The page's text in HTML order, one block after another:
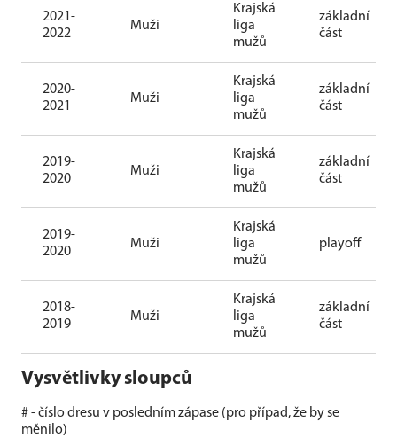
2021-
2022
Muži
Krajská
liga
mužů
základní
část
2020-
2021
Muži
Krajská
liga
mužů
základní
část
2019-
2020
Muži
Krajská
liga
mužů
základní
část
2019-
2020
Muži
Krajská
liga
mužů
playoff
2018-
2019
Muži
Krajská
liga
mužů
základní
část
Vysvětlivky sloupců
# - číslo dresu v posledním zápase (pro případ, že by se
měnilo)